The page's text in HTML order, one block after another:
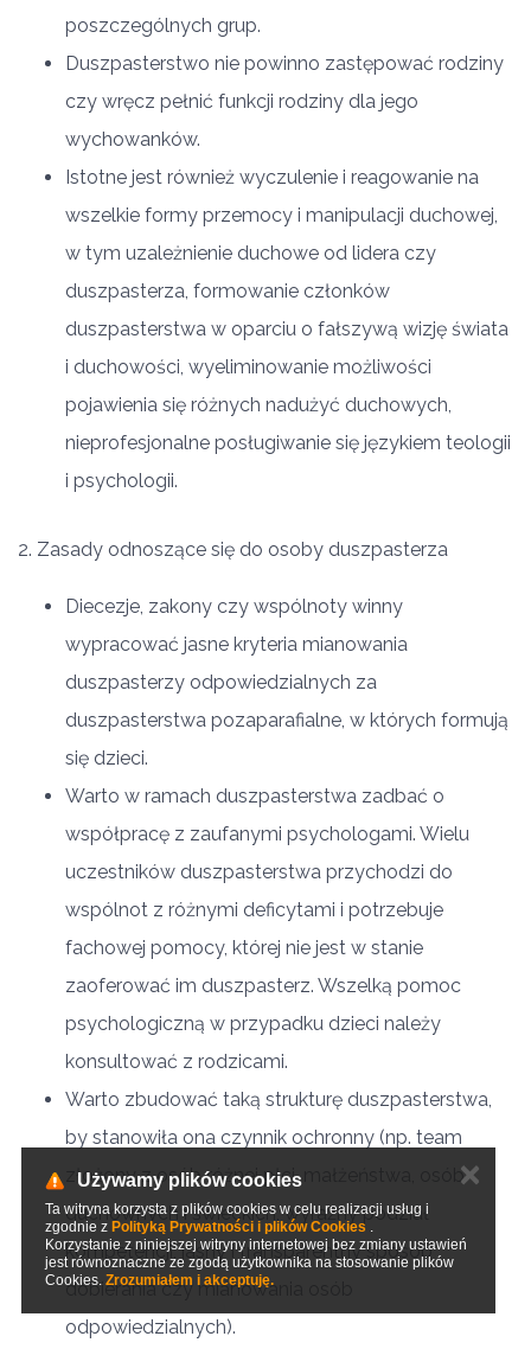
poszczególnych grup.
Duszpasterstwo nie powinno zastępować rodziny
czy wręcz pełnić funkcji rodziny dla jego
wychowanków.
Istotne jest również wyczulenie i reagowanie na
wszelkie formy przemocy i manipulacji duchowej,
w tym uzależnienie duchowe od lidera czy
duszpasterza, formowanie członków
duszpasterstwa w oparciu o fałszywą wizję świata
i duchowości, wyeliminowanie możliwości
pojawienia się różnych nadużyć duchowych,
nieprofesjonalne posługiwanie się językiem teologii
i psychologii.
2. Zasady odnoszące się do osoby duszpasterza
Diecezje, zakony czy wspólnoty winny
wypracować jasne kryteria mianowania
duszpasterzy odpowiedzialnych za
duszpasterstwa pozaparafialne, w których formują
się dzieci.
Warto w ramach duszpasterstwa zadbać o
współpracę z zaufanymi psychologami. Wielu
uczestników duszpasterstwa przychodzi do
wspólnot z różnymi deficytami i potrzebuje
fachowej pomocy, której nie jest w stanie
zaoferować im duszpasterz. Wszelką pomoc
psychologiczną w przypadku dzieci należy
konsultować z rodzicami.
Warto zbudować taką strukturę duszpasterstwa,
by stanowiła ona czynnik ochronny (np. team
złożony z osób różnej płci, małżeństwa, osób
duchownych i świeckich, wyraźny podział
kompetencji, jasny i transparentny sposób
dobierania czy mianowania osób
odpowiedzialnych).
Używamy plików cookies
Ta witryna korzysta z plików cookies w celu realizacji usług i
zgodnie z Polityką Prywatności i plików Cookies .
Korzystanie z niniejszej witryny internetowej bez zmiany ustawień
jest równoznaczne ze zgodą użytkownika na stosowanie plików
Cookies. Zrozumiałem i akceptuję.
✕